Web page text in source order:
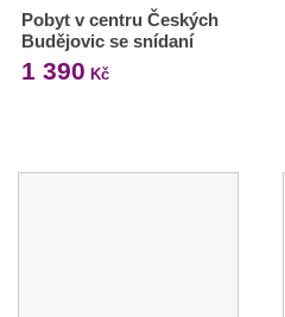
Pobyt v centru Českých
Budějovic se snídaní
1 390 Kč